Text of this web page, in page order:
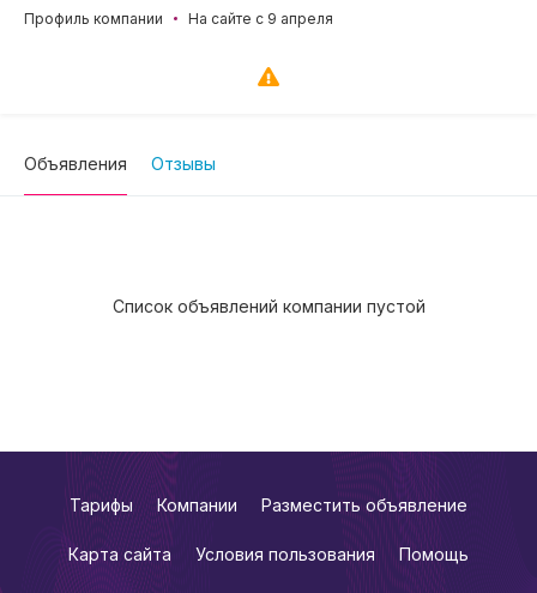
Профиль компании
На сайте с 9 апреля
Объявления Отзывы
Список объявлений компании пустой
Тарифы Компании Разместить объявление
Карта сайта Условия пользования Помощь